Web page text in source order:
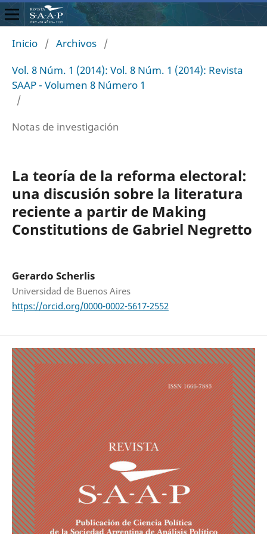
Inicio / Archivos /
Vol. 8 Núm. 1 (2014): Vol. 8 Núm. 1 (2014): Revista
SAAP - Volumen 8 Número 1
/
Notas de investigación
La teoría de la reforma electoral:
una discusión sobre la literatura
reciente a partir de Making
Constitutions de Gabriel Negretto
Gerardo Scherlis
Universidad de Buenos Aires
https://orcid.org/0000-0002-5617-2552